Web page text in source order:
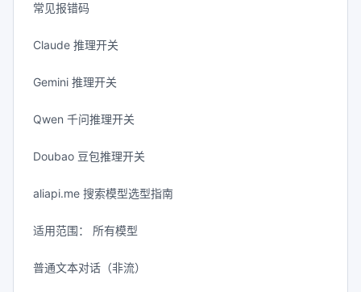
常见报错码
Claude 推理开关
Gemini 推理开关
Qwen 千问推理开关
Doubao 豆包推理开关
aliapi.me 搜索模型选型指南
适用范围： 所有模型
普通文本对话（非流）